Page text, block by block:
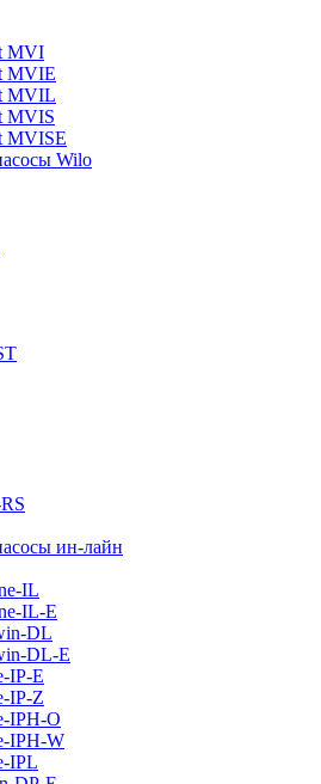
MVI
MVIE
MVIL
MVIS
MVISE
Wilo
ин-лайн
IL
IL-E
DL
DL-E
IP-E
IP-Z
IPH-O
IPH-W
IPL